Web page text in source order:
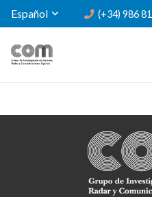
Español (+34) 986